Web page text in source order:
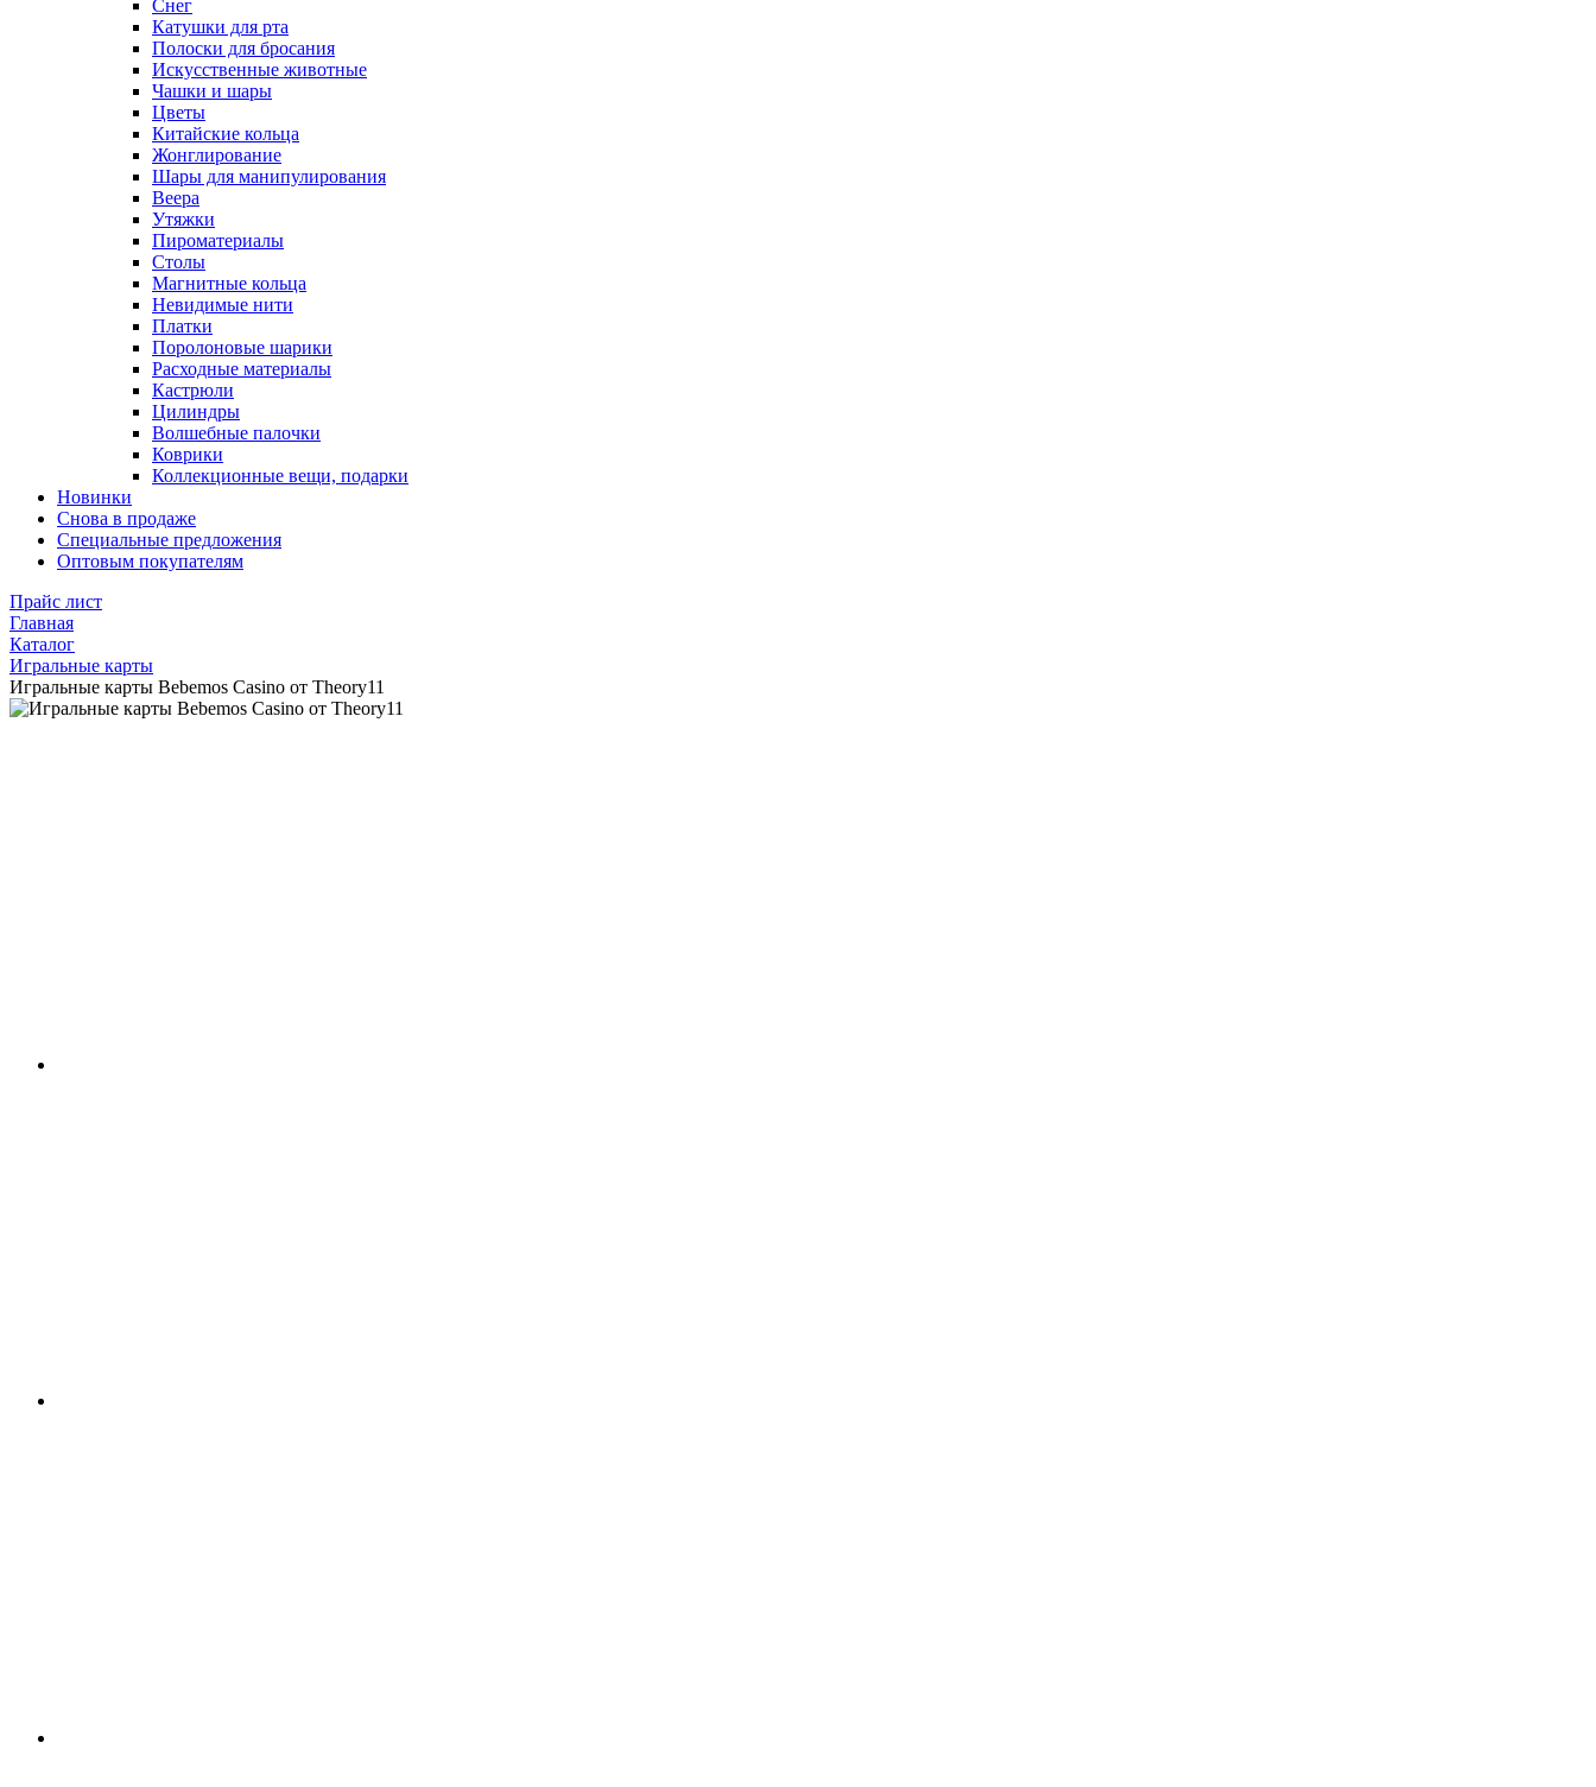
Снег
Катушки для рта
Полоски для бросания
Искусственные животные
Чашки и шары
Цветы
Китайские кольца
Жонглирование
Шары для манипулирования
Веера
Утяжки
Пироматериалы
Столы
Магнитные кольца
Невидимые нити
Платки
Поролоновые шарики
Расходные материалы
Кастрюли
Цилиндры
Волшебные палочки
Коврики
Коллекционные вещи, подарки
Новинки
Снова в продаже
Специальные предложения
Оптовым покупателям
Прайс лист
Главная
Каталог
Игральные карты
Игральные карты Bebemos Casino от Theory11